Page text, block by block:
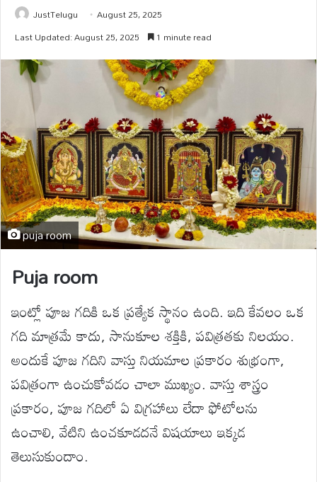
JustTelugu
August 25, 2025
Last Updated: August 25, 2025
1 minute read
puja room
Puja room
ఇంట్లో పూజ గదికి ఒక ప్రత్యేక స్థానం ఉంది. ఇది కేవలం ఒక
గది మాత్రమే కాదు, సానుకూల శక్తికి, పవిత్రతకు నిలయం.
అందుకే పూజ గదిని వాస్తు నియమాల ప్రకారం శుభ్రంగా,
పవిత్రంగా ఉంచుకోవడం చాలా ముఖ్యం. వాస్తు శాస్త్రం
ప్రకారం, పూజ గదిలో ఏ విగ్రహాలు లేదా ఫోటోలను
ఉంచాలి, వేటిని ఉంచకూడదనే విషయాలు ఇక్కడ
తెలుసుకుందాం.